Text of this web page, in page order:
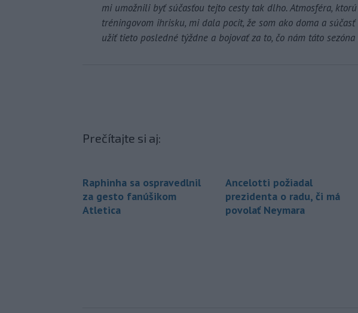
mi umožnili byť súčasťou tejto cesty tak dlho. Atmosféra,
tréningovom ihrisku, mi dala pocit, že som ako doma a
užiť tieto posledné týždne a bojovať za to, čo nám táto sezóna
Prečítajte si aj:
Raphinha sa ospravedlnil
za gesto fanúšikom
Atletica
Ancelotti požiadal
prezidenta o radu, či má
povolať Neymara